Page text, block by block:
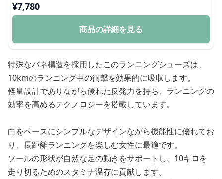
¥7,780
商品の詳細を見る
特殊なバネ構造を採用したこのランニングシューズは、
10kmのランニング中の衝撃を効果的に吸収します。
軽量設計でありながら優れた反発力を持ち、ランニングの
効率を高めるテクノロジーを搭載しています。
白をベースにシンプルなデザインながら機能性に優れてお
り、長距離ランニングを楽しむ女性に最適です。
ソールの形状が自然な足の動きをサポートし、10キロを
走り切るためのスタミナ温存に貢献します。